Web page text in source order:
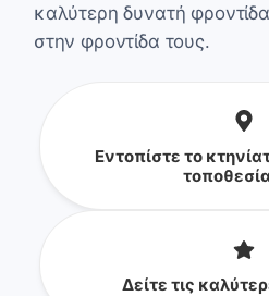
καλύτερη δυνατή
στην φροντίδα τους.
Εντοπίστε το
Δείτε τις